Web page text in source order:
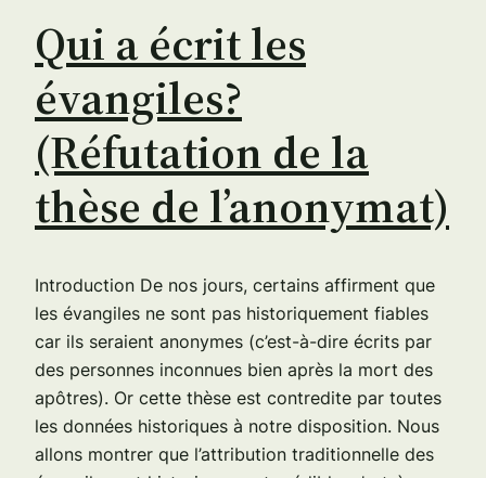
Qui a écrit les
évangiles?
(Réfutation de la
thèse de l’anonymat)
Introduction De nos jours, certains affirment que
les évangiles ne sont pas historiquement fiables
car ils seraient anonymes (c’est-à-dire écrits par
des personnes inconnues bien après la mort des
apôtres). Or cette thèse est contredite par toutes
les données historiques à notre disposition. Nous
allons montrer que l’attribution traditionnelle des